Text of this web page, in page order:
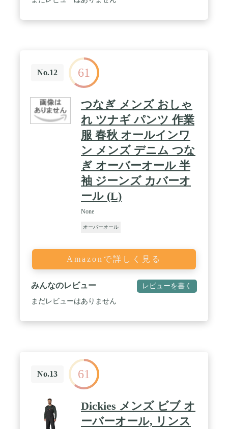
No.12 61
つなぎ メンズ おしゃ
れ ツナギ パンツ 作業
服 春秋 オールインワ
ン メンズ デニム つな
ぎ オーバーオール 半
袖 ジーンズ カバーオ
ール (L)
None
オーバーオール
Amazonで詳しく見る
みんなのレビュー レビューを書く
まだレビューはありません
No.13 61
Dickies メンズ ビブ オ
ーバーオール, リンス